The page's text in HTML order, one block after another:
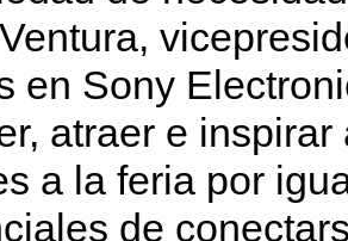
en Sony
atraer e
a la feria por
de